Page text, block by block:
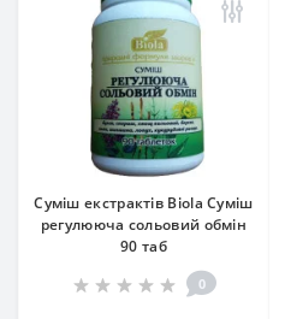
Суміш екстрактів Biola Суміш
регулююча сольовий обмін
90 таб
0